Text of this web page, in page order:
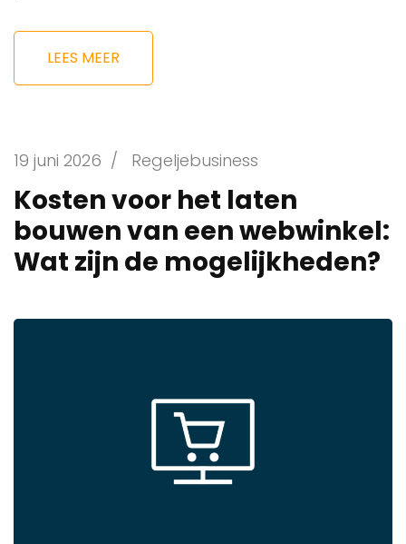
LEES MEER
19 juni 2026 / Regeljebusiness
Kosten voor het laten
bouwen van een webwinkel:
Wat zijn de mogelijkheden?